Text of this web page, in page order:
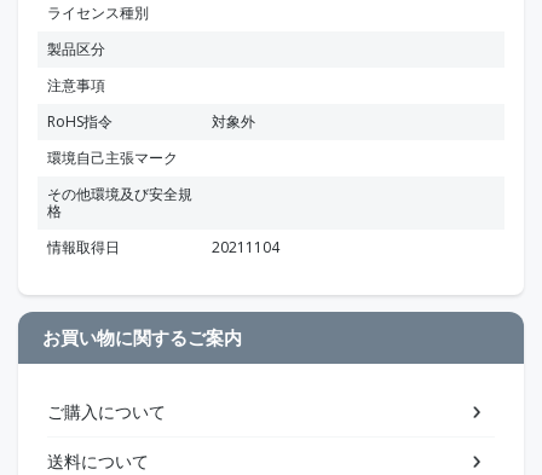
ライセンス種別
製品区分
注意事項
RoHS指令
対象外
環境自己主張マーク
その他環境及び安全規
格
情報取得日
20211104
お買い物に関するご案内
ご購入について
送料について